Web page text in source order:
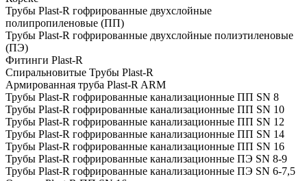
Трубы Plast-R гофрированные двухслойные
полипропиленовые (ПП)
Трубы Plast-R гофрированные двухслойные полиэтиленовые
(ПЭ)
Фитинги Plast-R
Спиральновитые Трубы Plast-R
Армированная труба Plast-R ARM
Трубы Plast-R гофрированные канализационные ПП SN 8
Трубы Plast-R гофрированные канализационные ПП SN 10
Трубы Plast-R гофрированные канализационные ПП SN 12
Трубы Plast-R гофрированные канализационные ПП SN 14
Трубы Plast-R гофрированные канализационные ПП SN 16
Трубы Plast-R гофрированные канализационные ПЭ SN 8-9
Трубы Plast-R гофрированные канализационные ПЭ SN 6-7,5